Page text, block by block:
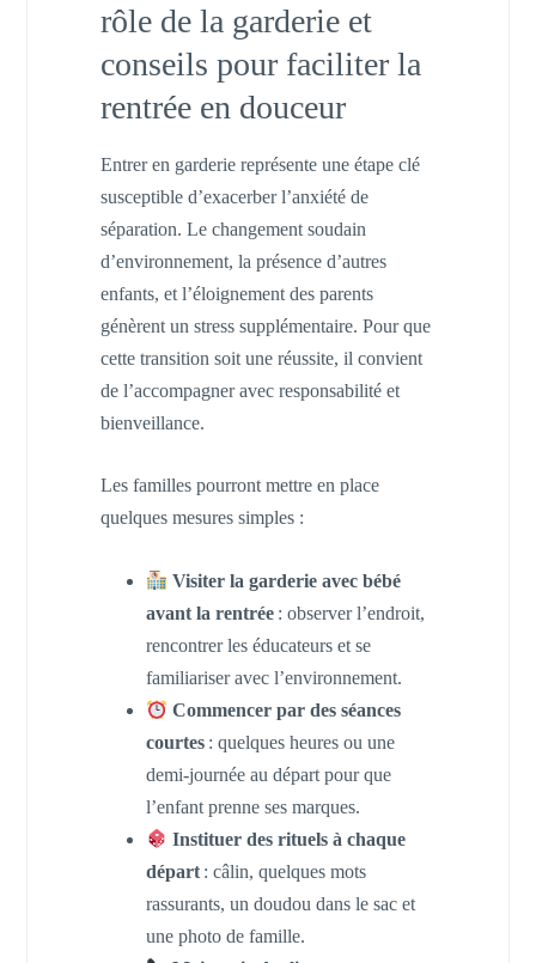
rôle de la garderie et
conseils pour faciliter la
rentrée en douceur
Entrer en garderie représente une étape clé
susceptible d’exacerber l’anxiété de
séparation. Le changement soudain
d’environnement, la présence d’autres
enfants, et l’éloignement des parents
génèrent un stress supplémentaire. Pour que
cette transition soit une réussite, il convient
de l’accompagner avec responsabilité et
bienveillance.
Les familles pourront mettre en place
quelques mesures simples :
Visiter la garderie avec bébé
avant la rentrée: observer l’endroit,
rencontrer les éducateurs et se
familiariser avec l’environnement.
Commencer par des séances
courtes: quelques heures ou une
demi-journée au départ pour que
l’enfant prenne ses marques.
Instituer des rituels à chaque
départ: câlin, quelques mots
rassurants, un doudou dans le sac et
une photo de famille.